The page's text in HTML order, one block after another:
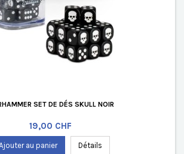
SET DE DÉS SKULL NOIR
Prix
19,00 CHF
au panier Détails